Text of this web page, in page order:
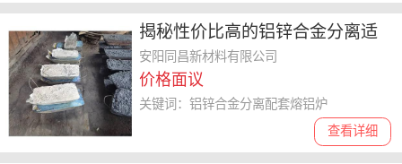
揭秘性价比高的铝锌合金分离适
用熔铝炉，价格贵吗？
安阳同昌新材料有限公司
价格面议
查看详细
关键词：铝锌合金分离配套熔铝炉